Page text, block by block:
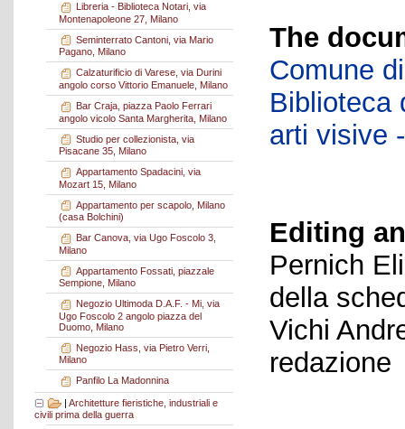
Libreria - Biblioteca Notari, via
Montenapoleone 27, Milano
Seminterrato Cantoni, via Mario
Pagano, Milano
Calzaturificio di Varese, via Durini
angolo corso Vittorio Emanuele, Milano
Bar Craja, piazza Paolo Ferrari
angolo vicolo Santa Margherita, Milano
Studio per collezionista, via
Pisacane 35, Milano
Appartamento Spadacini, via
Mozart 15, Milano
Appartamento per scapolo, Milano
(casa Bolchini)
Bar Canova, via Ugo Foscolo 3,
Milano
Appartamento Fossati, piazzale
Sempione, Milano
Negozio Ultimoda D.A.F. - Mi, via
Ugo Foscolo 2 angolo piazza del
Duomo, Milano
Negozio Hass, via Pietro Verri,
Milano
Panfilo La Madonnina
| Architetture fieristiche, industriali e
civili prima della guerra
The
Comune
Biblioteca
arti visive
Editing
Pernich
della
Vichi
redazione